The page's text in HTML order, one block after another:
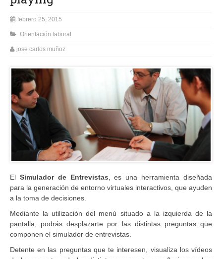
febrero 25, 2015
Orientación laboral
jose carlos muñoz
El Simulador de Entrevistas , es una herramienta diseñada
para la generación de entorno virtuales interactivos, que ayuden
a la toma de decisiones.
Mediante la utilización del menú situado a la izquierda de la
pantalla, podrás desplazarte por las distintas preguntas que
componen el simulador de entrevistas.
Detente en las preguntas que te interesen, visualiza los vídeos